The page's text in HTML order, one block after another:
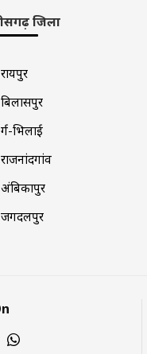
जिला
रायपुर
बिलासपुर
दुर्ग-भिलाई
राजनांदगांव
अंबिकापुर
जगदलपुर